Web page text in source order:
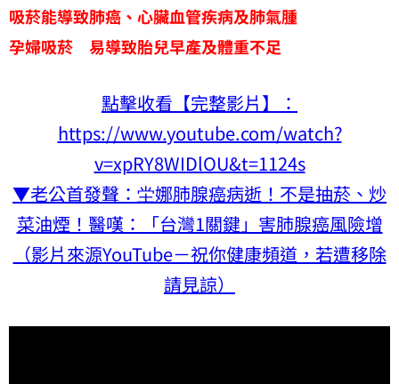
吸菸能導致肺癌、心臟血管疾病及肺氣腫
孕婦吸菸 易導致胎兒早產及體重不足
點擊收看【完整影片】：
https://www.youtube.com/watch?
v=xpRY8WIDlOU&t=1124s
▼老公首發聲：坣娜肺腺癌病逝！不是抽菸、炒
菜油煙！醫嘆：「台灣1關鍵」害肺腺癌風險增
（影片來源YouTube－祝你健康頻道，若遭移除
請見諒）